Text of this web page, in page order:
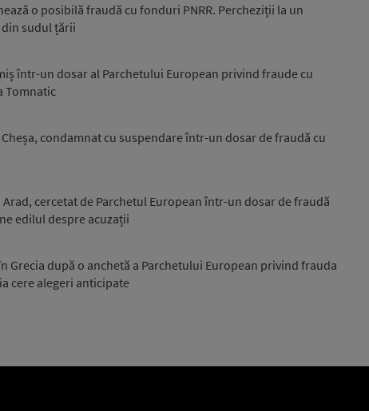
o posibilă fraudă cu fonduri PNRR. Percheziții la un
sudul țării
într-un dosar al Parchetului European privind fraude cu
Tomnatic
condamnat cu suspendare într-un dosar de fraudă cu
cercetat de Parchetul European într-un dosar de fraudă
edilul despre acuzații
Grecia după o anchetă a Parchetului European privind frauda
cere alegeri anticipate